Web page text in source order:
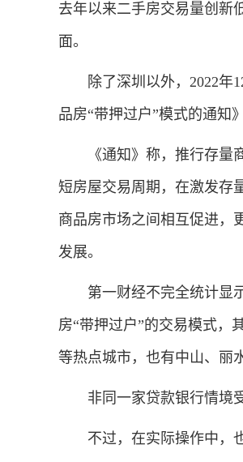
去年以来二手房交易量创新
面。
除了深圳以外，2022年
品房“带押过户”模式的通知
《通知》称，推行存量商
短房屋交易周期，在激发存
商品房市场之间相互促进，
发展。
第一财经不完全统计显示
房“带押过户”的交易模式，
等热点城市，也有中山、丽
非同一家贷款银行情境
不过，在实际操作中，也